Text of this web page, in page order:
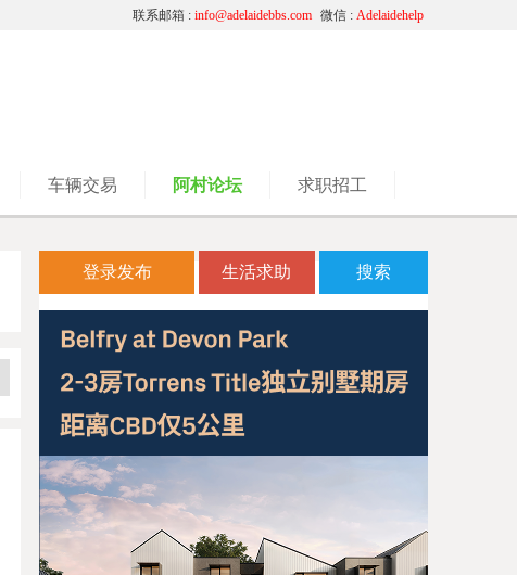
微信 : Adelaidehelp
联系邮箱 : info@adelaidebbs.com
车辆交易 阿村论坛 求职招工
登录发布 生活求助 搜索